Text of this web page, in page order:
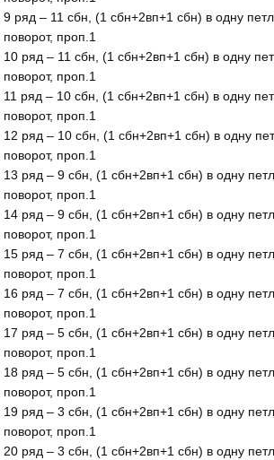
9 ряд – 11 сбн, (1 сбн+2вп+1 сбн) в одну
поворот, проп.1
10 ряд – 11 сбн, (1 сбн+2вп+1 сбн) в одну
поворот, проп.1
11 ряд – 10 сбн, (1 сбн+2вп+1 сбн) в одну
поворот, проп.1
12 ряд – 10 сбн, (1 сбн+2вп+1 сбн) в одну
поворот, проп.1
13 ряд – 9 сбн, (1 сбн+2вп+1 сбн) в одну
поворот, проп.1
14 ряд – 9 сбн, (1 сбн+2вп+1 сбн) в одну
поворот, проп.1
15 ряд – 7 сбн, (1 сбн+2вп+1 сбн) в одну
поворот, проп.1
16 ряд – 7 сбн, (1 сбн+2вп+1 сбн) в одну
поворот, проп.1
17 ряд – 5 сбн, (1 сбн+2вп+1 сбн) в одну
поворот, проп.1
18 ряд – 5 сбн, (1 сбн+2вп+1 сбн) в одну
поворот, проп.1
19 ряд – 3 сбн, (1 сбн+2вп+1 сбн) в одну
поворот, проп.1
20 ряд – 3 сбн, (1 сбн+2вп+1 сбн) в одну